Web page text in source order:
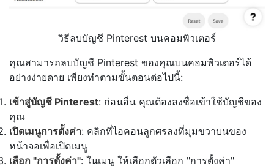
วิธีลบบัญชี Pinterest บนคอมพิวเตอร์
คุณสามารถลบบัญชี Pinterest ของคุณบนคอมพิวเตอร์ได้
อย่างง่ายดาย เพียงทำตามขั้นตอนต่อไปนี้:
เข้าสู่บัญชี Pinterest: ก่อนอื่น คุณต้องลงชื่อเข้าใช้บัญชีของ
คุณ
เปิดเมนูการตั้งค่า: คลิกที่ไอคอนลูกศรลงที่มุมขวาบนของ
หน้าจอเพื่อเปิดเมนู
เลือก "การตั้งค่า": ในเมนู ให้เลือกตัวเลือก "การตั้งค่า"